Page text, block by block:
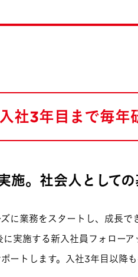
社3年目まで毎年
施。社会人として
に業務をスタートし、成長
実施する新入社員フォロー
ートします。入社3年目以降